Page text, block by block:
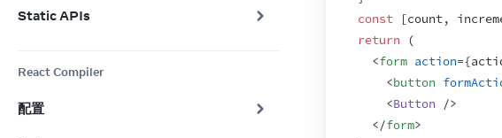
Static APIs
React Compiler
配置
const
[count,
return
(
<form action={
<button
<Button
/>
</form>